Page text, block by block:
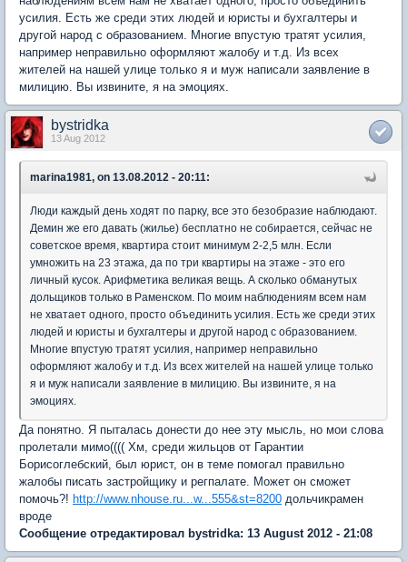
усилия. Есть же среди этих людей и юристы и бухгалтеры и
другой народ с образованием. Многие впустую тратят усилия,
например неправильно оформляют жалобу и т.д. Из всех
жителей на нашей улице только я и муж написали заявление в
милицию. Вы извините, я на эмоциях.
bystridka
13 Aug 2012
marina1981, on 13.08.2012 - 20:11:
Люди каждый день ходят по парку, все это безобразие наблюдают.
Демин же его давать (жилье) бесплатно не собирается, сейчас не
советское время, квартира стоит минимум 2-2,5 млн. Если
умножить на 23 этажа, да по три квартиры на этаже - это его
личный кусок. Арифметика великая вещь. А сколько обманутых
дольщиков только в Раменском. По моим наблюдениям всем нам
не хватает одного, просто объединить усилия. Есть же среди этих
людей и юристы и бухгалтеры и другой народ с образованием.
Многие впустую тратят усилия, например неправильно
оформляют жалобу и т.д. Из всех жителей на нашей улице только
я и муж написали заявление в милицию. Вы извините, я на
эмоциях.
Да понятно. Я пыталась донести до нее эту мысль, но мои слова
пролетали мимо(((( Хм, среди жильцов от Гарантии
Борисоглебский, был юрист, он в теме помогал правильно
жалобы писать застройщику и регпалате. Может он сможет
помочь?! http://www.nhouse.ru...w...555&st=8200 дольчикрамен
вроде
Сообщение отредактировал bystridka: 13 August 2012 - 21:08